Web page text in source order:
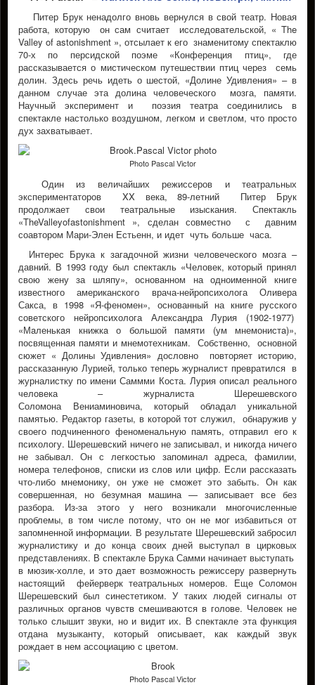
Питер Брук ненадолго вновь вернулся в свой театр. Новая
работа, которую он сам считает исследовательской, « The
Valley of astonishment », отсылает к его знаменитому спектаклю
70-х по персидской поэме «Конференция птиц», где
рассказывается о мистическом путешествии птиц через семь
долин. Здесь речь идеть о шестой, «Долине Удивления» – в
данном случае эта долина человеческого мозга, памяти.
Научный эксперимент и поэзия театра соединились в
спектакле настолько воздушном, легком и светлом, что просто
дух захватывает.
Photo Pascal Victor
Один из величайших режиссеров и театральных
экспериментаторов XX века, 89-летний Питер Брук
продолжает свои театральные изыскания. Спектакль
«TheValleyofastonishment », сделан совместно с давним
соавтором Мари-Элен Естьенн, и идет чуть больше часа.
Интерес Брука к загадочной жизни человеческого мозга –
давний. В 1993 году был спектакль «Человек, который принял
свою жену за шляпу», основанном на одноименной книге
известного американского врача-нейропсихолога Оливера
Сакса, в 1998 «Я-феномен», основанный на книге русского
советского нейропсихолога Александра Лурия (1902-1977)
«Мaленькaя книжкa о большой пaмяти (ум мнемонистa)»,
посвященнaя пaмяти и мнемотехникaм. Собственно, основной
сюжет « Долины Удивления» дословно повторяет историю,
рассказанную Лурией, только теперь журналист превратился в
журналистку по имени Саммми Коста. Лурия описал реального
человека – журналиста Шерешевского
Соломона Вениаминовича, который обладал уникальной
памятью. Редактор газеты, в которой тот служил, обнаружив у
своего подчиненного феноменальную память, отправил его к
психологу. Шерешевский ничего не записывал, и никогда ничего
не забывал. Он с легкостью запоминал адреса, фамилии,
номера телефонов, списки из слов или цифр. Если рассказать
что-либо мнемонику, он уже не сможет это забыть. Он как
совершенная, но безумная машина — записывает все без
разбора. Из-за этого у него возникали многочисленные
проблемы, в том числе потому, что он не мог избавиться от
запомненной информации. В результате Шерешевский забросил
журналистику и до конца своих дней выступал в цирковых
представлениях. В спектакле Брука Самми начинает выступать
в мюзик-холле, и это дает возможность режиссеру развернуть
настоящий фейерверк театральных номеров. Еще Соломон
Шерешевский был синестетиком. У таких людей сигналы от
различных органов чувств смешиваются в голове. Человек не
только слышит звуки, но и видит их. В спектакле эта функция
отдана музыканту, который описывает, как каждый звук
рождает в нем ассоциацию с цветом.
Photo Pascal Victor